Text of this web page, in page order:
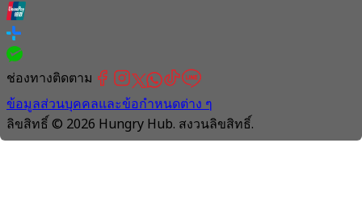
ช่องทางติดตาม
ข้อมูลส่วนบุคคลและข้อกำหนดต่าง ๆ
ลิขสิทธิ์ © 2026 Hungry Hub. สงวนลิขสิทธิ์.
Connection